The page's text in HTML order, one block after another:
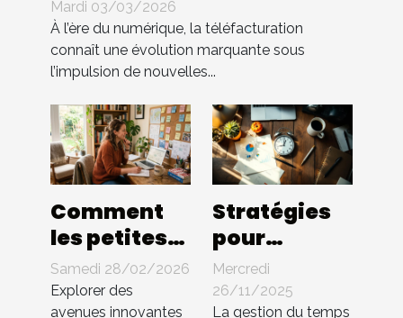
changements ?
Mardi 03/03/2026
À l’ère du numérique, la téléfacturation
connaît une évolution marquante sous
l’impulsion de nouvelles...
Comment
les petites
entreprises
peuvent-
Samedi 28/02/2026
Explorer des
avenues innovantes
Stratégies
pour
optimiser la
gestion du
Mercredi
26/11/2025
La gestion du temps